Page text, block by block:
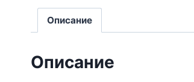
Описание
Описание